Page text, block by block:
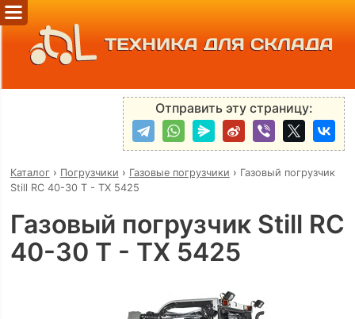
ТЕХНИКА ДЛЯ СКЛАДА
Отправить эту страницу:
Каталог› Погрузчики › Газовые погрузчики › Газовый погрузчик
Still RC 40-30 T - TX 5425
Газовый погрузчик Still RC
40-30 T - TX 5425